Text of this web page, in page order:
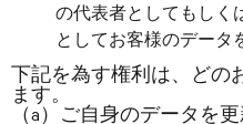
の代表者としてもしく
としてお客様のデータ
下記を為す権利は、どの
ます。
（a）ご自身のデータを